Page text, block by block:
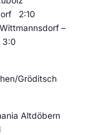
2:10
–
3:0
Gröditsch
Altdöbern